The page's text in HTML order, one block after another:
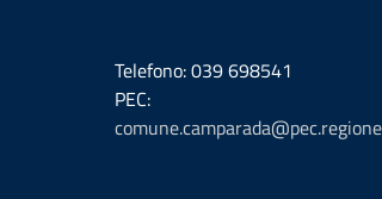
Telefono: 039 698541
PEC: